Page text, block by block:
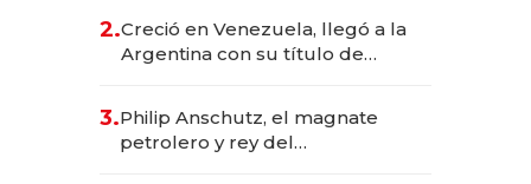
2.Creció en Venezuela, llegó a la
Argentina con su título de
las marcas "fast premium"
3.Philip Anschutz, el magnate
petrolero y rey del